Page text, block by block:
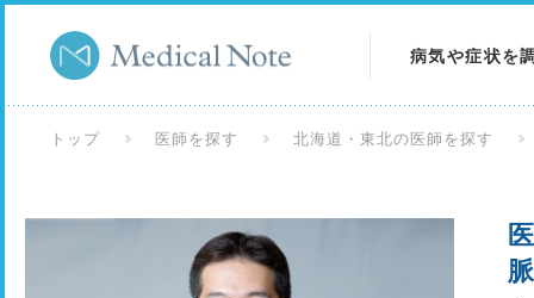
病気や症状を
検査を調べる
トップ 医師を探す 北海道・東北の医師を探す